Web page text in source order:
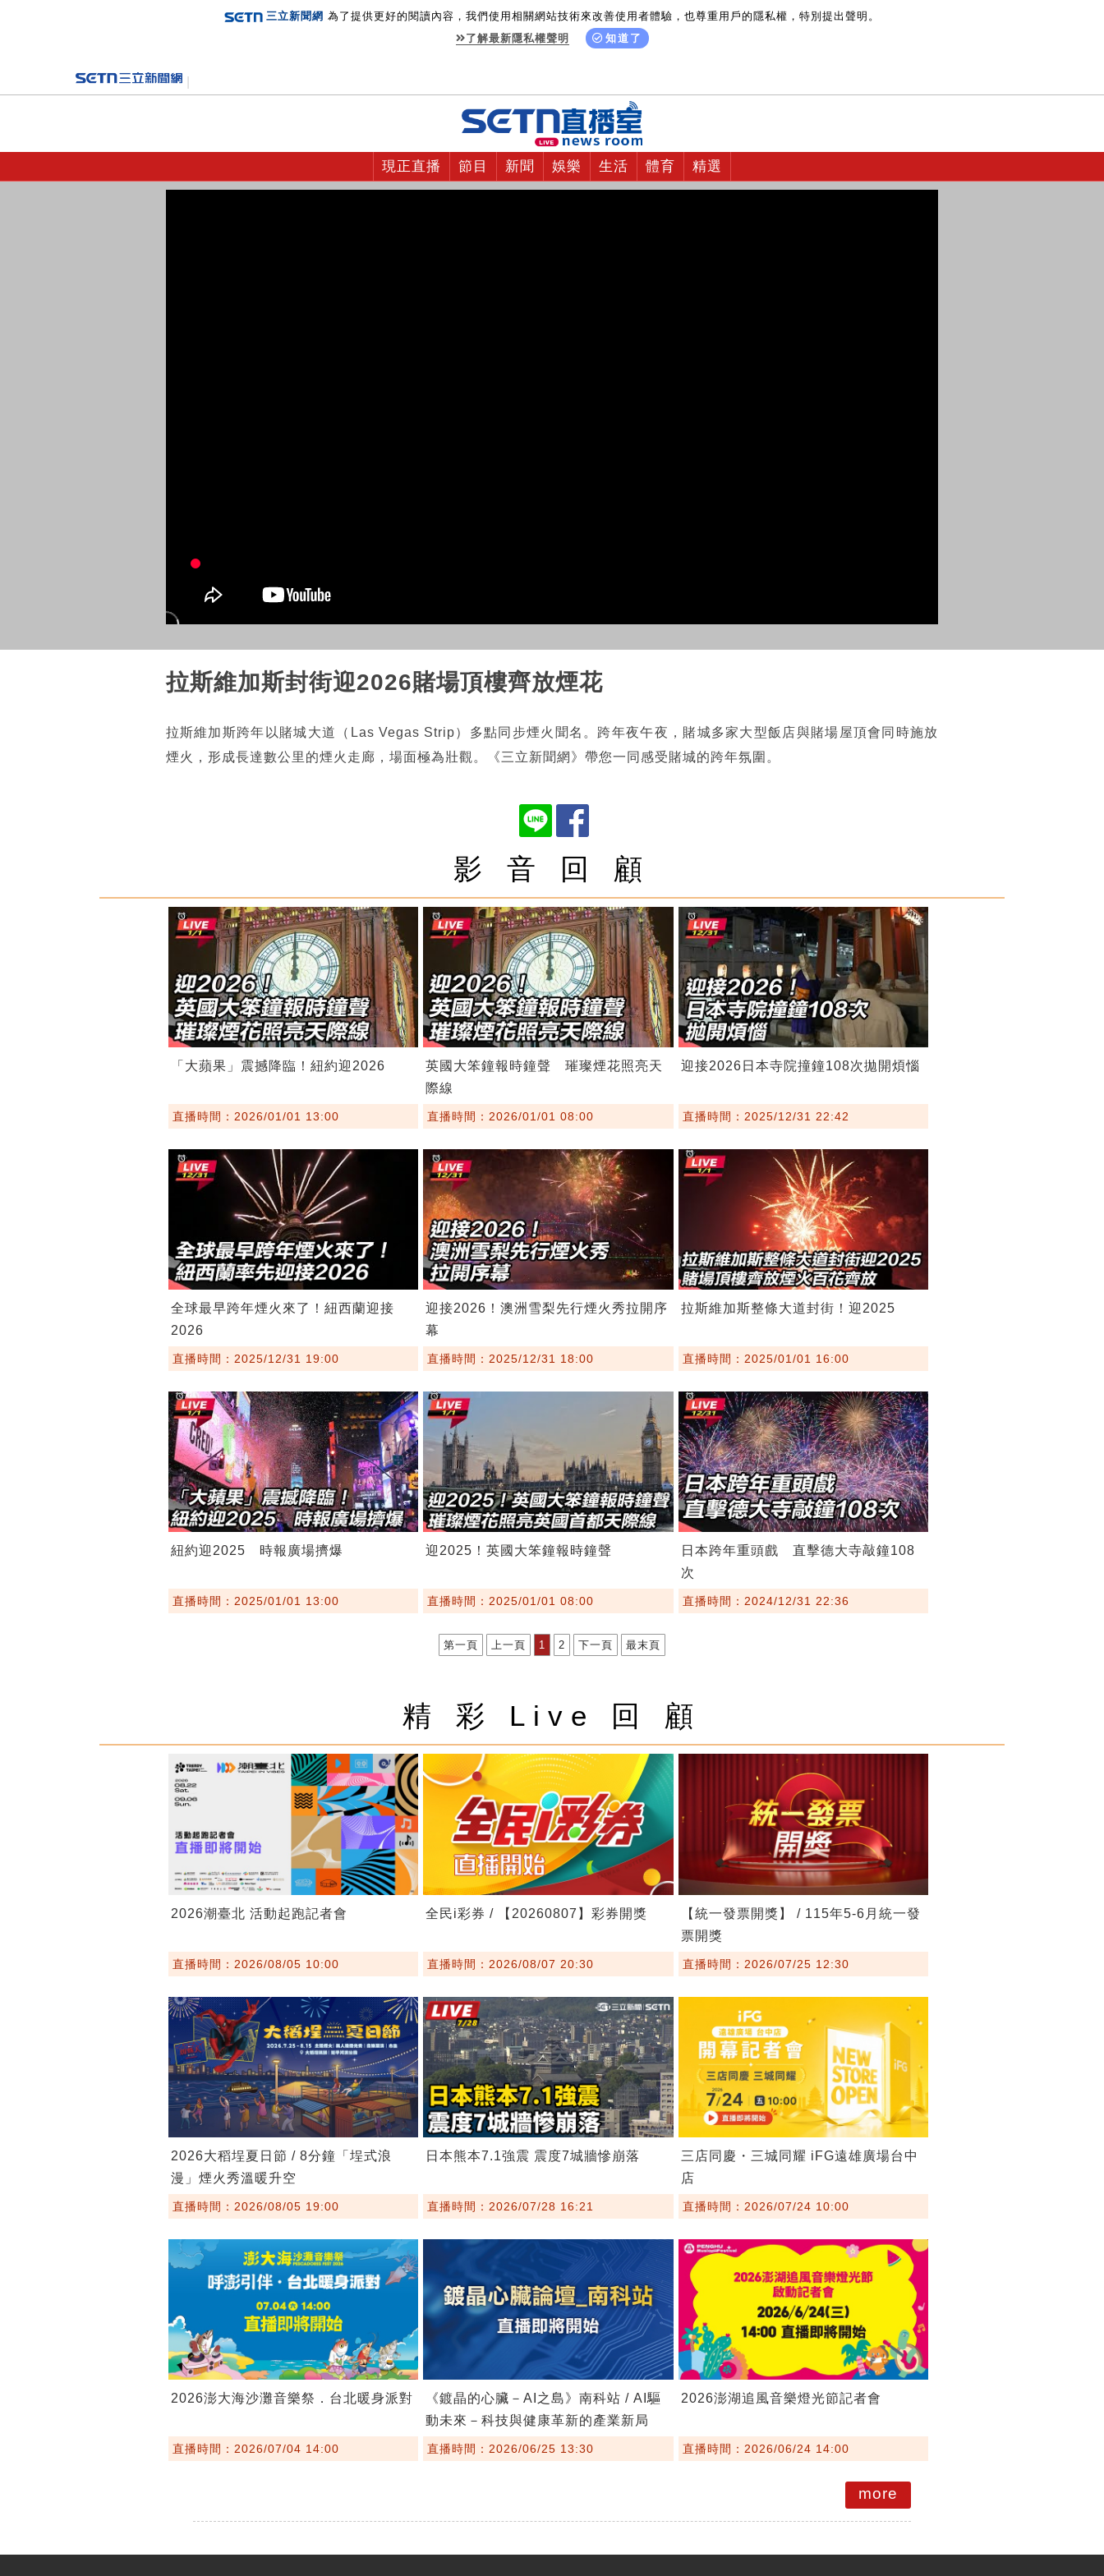
三立新聞網 為了提供更好的閱讀內容，我們使用相關網站技術來改善使用者體驗，也尊重用戶的隱私權，特別提出聲明。
了解最新隱私權聲明
知道了
現正直播 節目 新聞 娛樂 生活 體育 精選
拉斯維加斯封街迎2026賭場頂樓齊放煙花
拉斯維加斯跨年以賭城大道（Las Vegas Strip）多點同步煙火聞名。跨年夜午夜，賭城多家大型飯店與賭場屋頂會同時施放
煙火，形成長達數公里的煙火走廊，場面極為壯觀。《三立新聞網》帶您一同感受賭城的跨年氛圍。
影 音 回 顧
「大蘋果」震撼降臨！紐約迎2026
直播時間：2026/01/01 13:00
英國大笨鐘報時鐘聲 璀璨煙花照亮天
際線
直播時間：2026/01/01 08:00
迎接2026日本寺院撞鐘108次拋開煩惱
直播時間：2025/12/31 22:42
全球最早跨年煙火來了！紐西蘭迎接
2026
直播時間：2025/12/31 19:00
迎接2026！澳洲雪梨先行煙火秀拉開序
幕
直播時間：2025/12/31 18:00
拉斯維加斯整條大道封街！迎2025
直播時間：2025/01/01 16:00
紐約迎2025 時報廣場擠爆
直播時間：2025/01/01 13:00
迎2025！英國大笨鐘報時鐘聲
直播時間：2025/01/01 08:00
日本跨年重頭戲 直擊德大寺敲鐘108
次
直播時間：2024/12/31 22:36
第一頁 上一頁 1 2 下一頁 最末頁
精 彩 Live 回 顧
2026潮臺北 活動起跑記者會
直播時間：2026/08/05 10:00
全民i彩券 / 【20260807】彩券開獎
直播時間：2026/08/07 20:30
【統一發票開獎】 / 115年5-6月統一發
票開獎
直播時間：2026/07/25 12:30
2026大稻埕夏日節 / 8分鐘「埕式浪
漫」煙火秀溫暖升空
直播時間：2026/08/05 19:00
日本熊本7.1強震 震度7城牆慘崩落
直播時間：2026/07/28 16:21
三店同慶・三城同耀 iFG遠雄廣場台中
店
直播時間：2026/07/24 10:00
2026澎大海沙灘音樂祭．台北暖身派對
直播時間：2026/07/04 14:00
《鍍晶的心臟－AI之島》南科站 / AI驅
動未來－科技與健康革新的產業新局
直播時間：2026/06/25 13:30
2026澎湖追風音樂燈光節記者會
直播時間：2026/06/24 14:00
more